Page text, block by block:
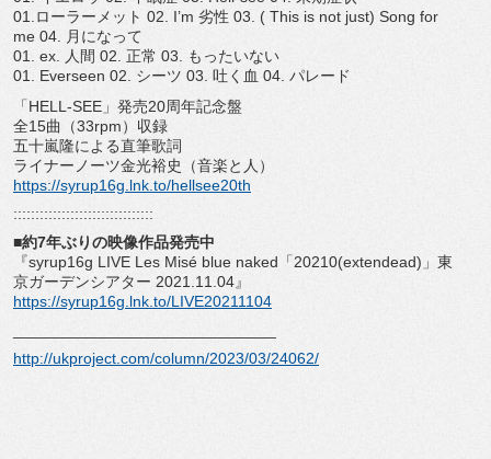
01.ローラーメット 02. I’m 劣性 03. ( This is not just) Song for
me 04. 月になって
01. ex. 人間 02. 正常 03. もったいない
01. Everseen 02. シーツ 03. 吐く血 04. パレード
「HELL-SEE」発売20周年記念盤
全15曲（33rpm）収録
五十嵐隆による直筆歌詞
ライナーノーツ金光裕史（音楽と人）
https://syrup16g.lnk.to/hellsee20th
::::::::::::::::::::::::::::::::
■約7年ぶりの映像作品発売中
『syrup16g LIVE Les Misé blue naked「20210(extendead)」 東
京ガーデンシアター 2021.11.04』
https://syrup16g.lnk.to/LIVE20211104
http://ukproject.com/column/2023/03/24062/